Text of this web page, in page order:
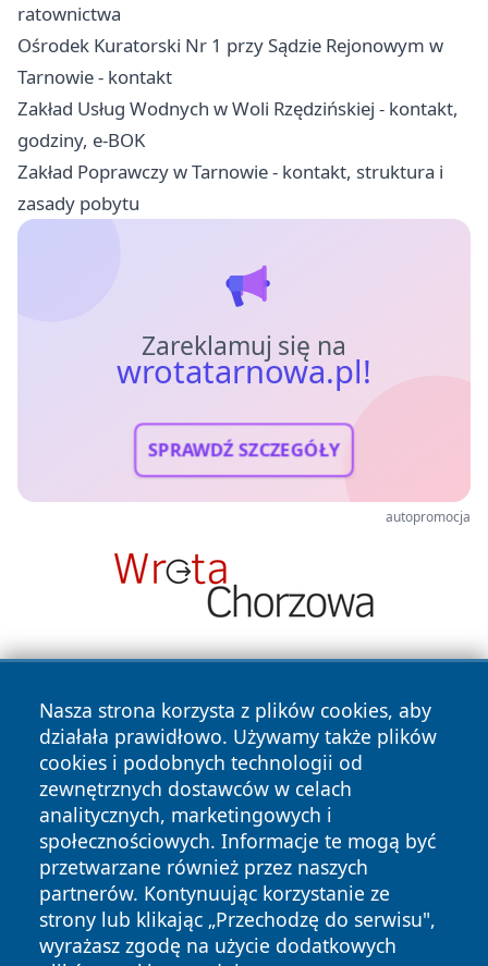
ratownictwa
Ośrodek Kuratorski Nr 1 przy Sądzie Rejonowym w
Tarnowie - kontakt
Zakład Usług Wodnych w Woli Rzędzińskiej - kontakt,
godziny, e-BOK
Zakład Poprawczy w Tarnowie - kontakt, struktura i
zasady pobytu
Zareklamuj się na
wrotatarnowa.pl!
SPRAWDŹ SZCZEGÓŁY
autopromocja
Nasza strona korzysta z plików cookies, aby
działała prawidłowo. Używamy także plików
cookies i podobnych technologii od
zewnętrznych dostawców w celach
analitycznych, marketingowych i
społecznościowych. Informacje te mogą być
przetwarzane również przez naszych
partnerów. Kontynuując korzystanie ze
strony lub klikając „Przechodzę do serwisu",
wyrażasz zgodę na użycie dodatkowych
Copyright © 2026 wrotatarnowa.pl Wszystkie prawa
zastrzeżone.
News Autorzy
Polityka
Prywatności
Polityka
Cookies